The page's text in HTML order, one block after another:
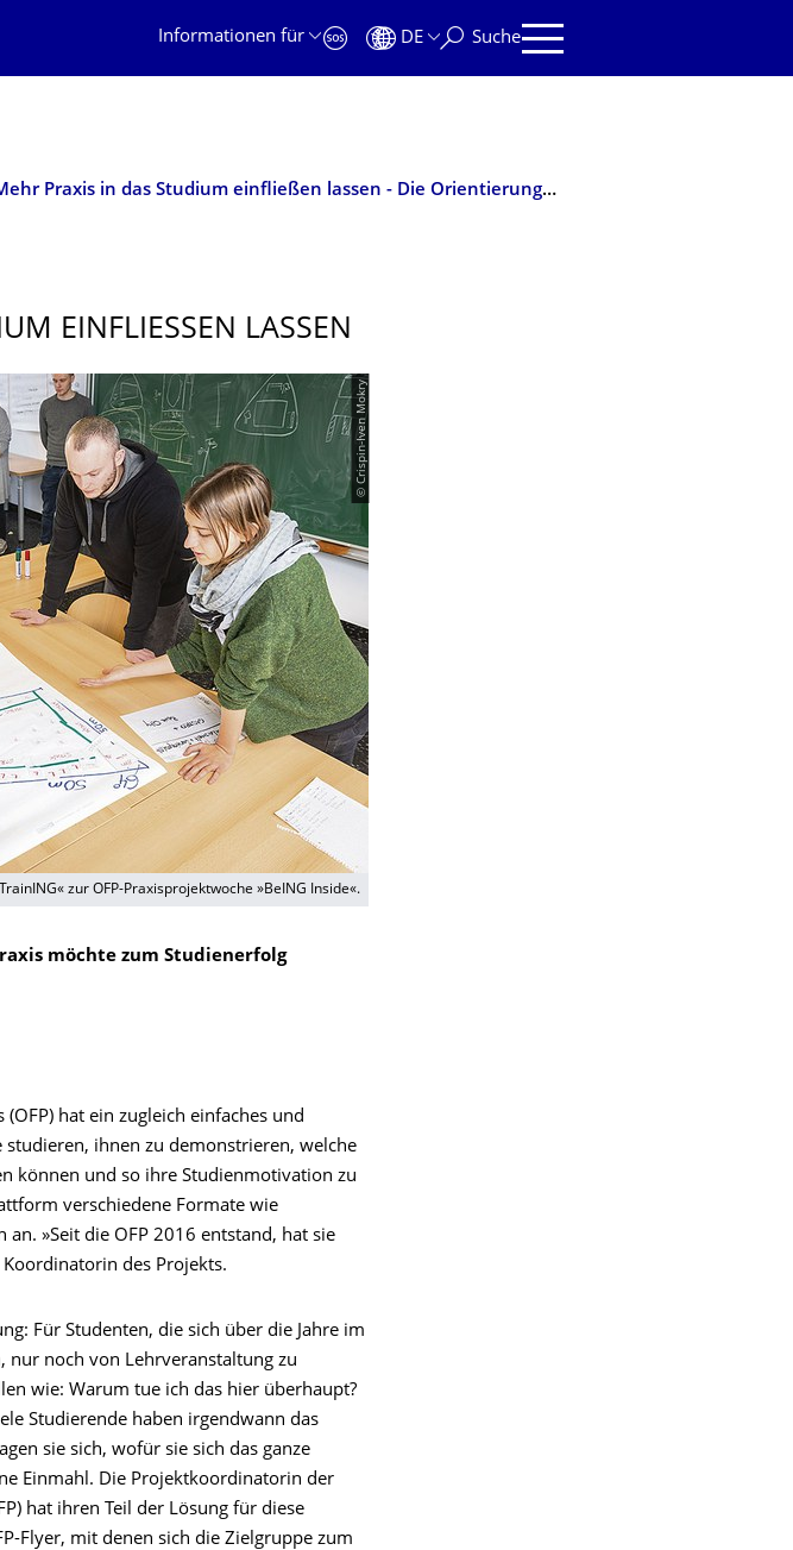
Informationen für
DE Suche
Mehr Praxis in das Studium einfließen lassen - Die Orientierungsplattform Forschung & Praxis
EINFLIESSEN LASSEN
© Crispin-Iven Mokry
zur OFP-Praxisprojektwoche »BeING Inside«.
möchte zum Studienerfolg
hat ein zugleich einfaches und
ihnen zu demonstrieren, welche
können und so ihre Studienmotivation zu
verschiedene Formate wie
an. »Seit die OFP 2016 entstand, hat sie
des Projekts.
Für Studenten, die sich über die Jahre im
nur noch von Lehrveranstaltung zu
wie: Warum tue ich das hier überhaupt?
Studierende haben irgendwann das
sie sich, wofür sie sich das ganze
Einmahl. Die Projektkoordinatorin der
hat ihren Teil der Lösung für diese
Flyer, mit denen sich die Zielgruppe zum